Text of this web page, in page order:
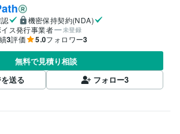
機密保持契約(NDA)
ス発行事業者
未登録
3評価 5.0フォロワー3
無料で見積り相談
送る
フォロー3